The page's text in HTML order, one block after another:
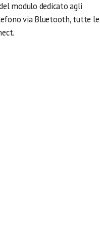
modulo dedicato agli
via Bluetooth, tutte le